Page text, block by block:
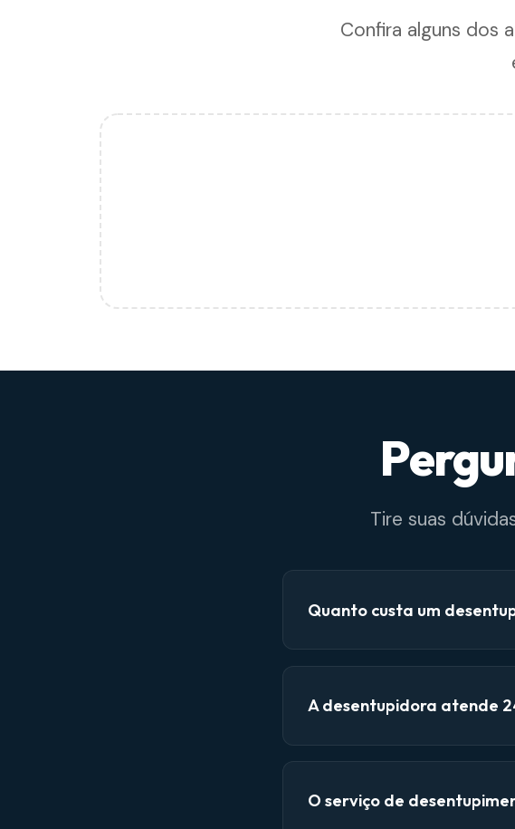
Confira alguns dos
Tire suas
Quanto custa um
A desentupidora atende
O serviço de